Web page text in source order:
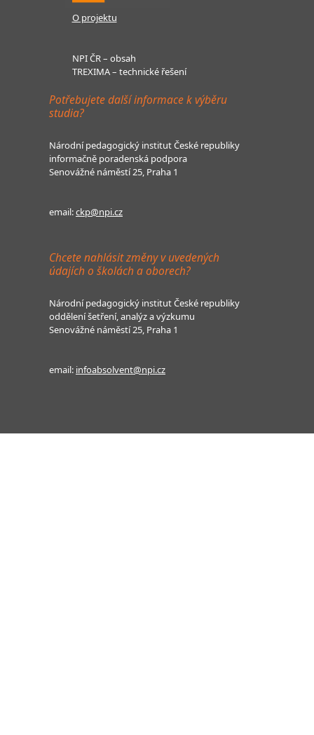
O projektu
NPI ČR – obsah
TREXIMA – technické řešení
Potřebujete další informace k výběru
studia?
Národní pedagogický institut České republiky
informačně poradenská podpora
Senovážné náměstí 25, Praha 1
email:ckp@npi.cz
Chcete nahlásit změny v uvedených
údajích o školách a oborech?
Národní pedagogický institut České republiky
oddělení šetření, analýz a výzkumu
Senovážné náměstí 25, Praha 1
email: infoabsolvent@npi.cz